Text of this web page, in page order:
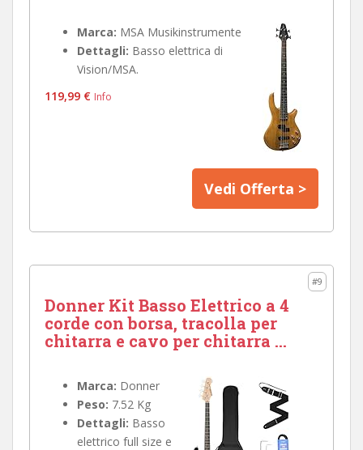
Marca: MSA Musikinstrumente
Dettagli: Basso elettrica di
Vision/MSA.
119,99 € Info
Vedi Offerta >
#9
Donner Kit Basso Elettrico a 4
corde con borsa, tracolla per
chitarra e cavo per chitarra ...
Marca: Donner
Peso: 7.52 Kg
Dettagli: Basso
elettrico full size e